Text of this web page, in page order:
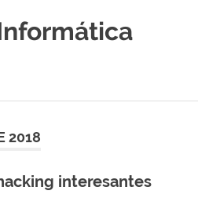
2018
interesantes